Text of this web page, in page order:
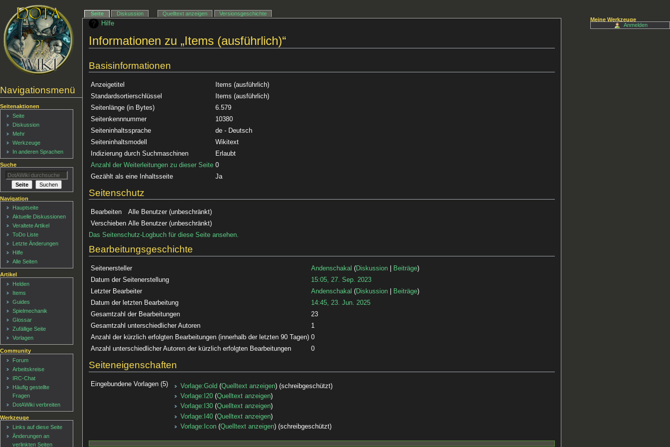
Hilfe
Informationen zu „Items (ausführlich)“
Basisinformationen
Anzeigetitel
Items (ausführlich)
Standardsortierschlüssel
Items (ausführlich)
Seitenlänge (in Bytes)
6.579
Seitenkennnummer
10380
Seiteninhaltssprache
de - Deutsch
Seiteninhaltsmodell
Wikitext
Indizierung durch Suchmaschinen
Erlaubt
Anzahl der Weiterleitungen zu dieser Seite 0
Gezählt als eine Inhaltsseite
Ja
Seitenschutz
Bearbeiten
Alle Benutzer (unbeschränkt)
Verschieben Alle Benutzer (unbeschränkt)
Das Seitenschutz-Logbuch für diese Seite ansehen.
Bearbeitungsgeschichte
Seitenersteller Andenschakal (Diskussion Beiträge)
Datum der Seitenerstellung
15:05, 27. Sep. 2023
Letzter Bearbeiter
Andenschakal (Diskussion Beiträge)
Datum der letzten Bearbeitung
14:45, 23. Jun. 2025
Gesamtzahl der Bearbeitungen
23
Gesamtzahl unterschiedlicher Autoren
1
Anzahl der kürzlich erfolgten Bearbeitungen (innerhalb der letzten 90 Tagen) 0
Anzahl unterschiedlicher Autoren der kürzlich erfolgten Bearbeitungen
0
Seiteneigenschaften
Eingebundene Vorlagen (5) Vorlage:Gold (Quelltext anzeigen) (schreibgeschützt)
Vorlage:I20(Quelltext anzeigen)
Vorlage:I30(Quelltext anzeigen)
Vorlage:I40(Quelltext anzeigen)
Vorlage:Icon(Quelltext anzeigen) (schreibgeschützt)
Navigationsmenü
Seite Diskussion Quelltext anzeigen Versionsgeschichte
Seitenaktionen
Seite
Diskussion
Mehr
Werkzeuge
In anderen Sprachen
Meine Werkzeuge
Anmelden
Suche
Navigation
Hauptseite
Aktuelle Diskussionen
Veraltete Artikel
ToDo Liste
Letzte Änderungen
Hilfe
Alle Seiten
Artikel
Helden
Items
Guides
Spielmechanik
Glossar
Zufällige Seite
Vorlagen
Community
Forum
Arbeitskreise
IRC-Chat
Häufig gestellte
Fragen
DotAWiki verbreiten
Werkzeuge
Links auf diese Seite
Änderungen an
verlinkten Seiten